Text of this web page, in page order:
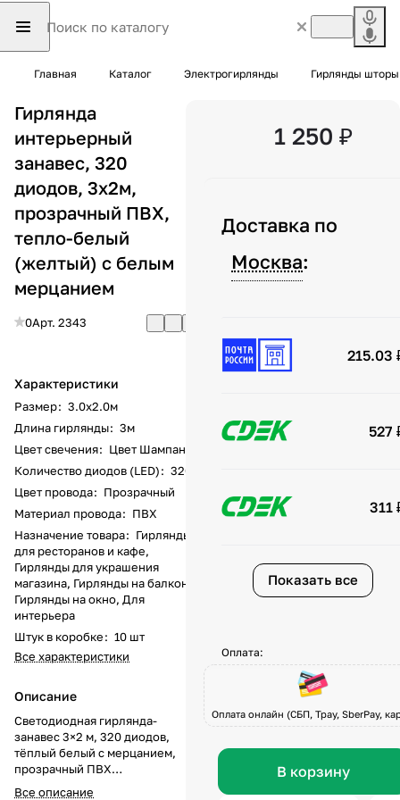
Главная Каталог Электрогирлянды Гирлянды
Гирлянда
интерьерный
занавес, 320
диодов, 3x2м,
прозрачный ПВХ,
тепло-белый
(желтый) с белым
мерцанием
0Арт. 2343
Характеристики
Размер: 3.0х2.0м
Длина гирлянды: 3м
Цвет свечения: Цвет Шампань
Количество диодов (LED): 320
Цвет провода: Прозрачный
Материал провода: ПВХ
Назначение товара: Гирлянды
для ресторанов и кафе,
Гирлянды для украшения
магазина, Гирлянды на балкон,
Гирлянды на окно, Для
интерьера
Штук в коробке: 10 шт
Все характеристики
Описание
Светодиодная гирлянда-
занавес 3×2 м, 320 диодов,
тёплый белый с мерцанием,
прозрачный ПВХ
Светодиодная гирлянда-
Все описание
1 250 ₽
Доставка по
Москва:
215.03
527
311
Показать все
Оплата:
Оплата онлайн (СБП, Tpay, SberPay,
В корзину